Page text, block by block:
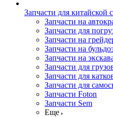
Запчасти для китайской
Запчасти на
Запчасти для
Запчасти на
Запчасти на
Запчасти на
Запчасти для
Запчасти для
Запчасти для
Запчасти Foton
Запчасти Sem
Еще